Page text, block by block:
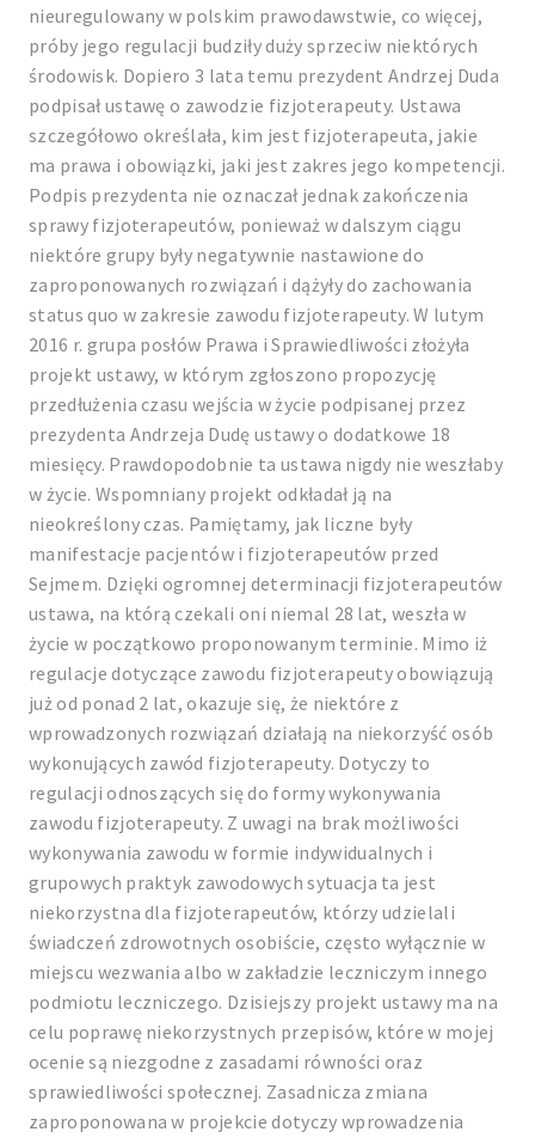
nieuregulowany w polskim prawodawstwie, co więcej,
próby jego regulacji budziły duży sprzeciw niektórych
środowisk. Dopiero 3 lata temu prezydent Andrzej Duda
podpisał ustawę o zawodzie fizjoterapeuty. Ustawa
szczegółowo określała, kim jest fizjoterapeuta, jakie
ma prawa i obowiązki, jaki jest zakres jego kompetencji.
Podpis prezydenta nie oznaczał jednak zakończenia
sprawy fizjoterapeutów, ponieważ w dalszym ciągu
niektóre grupy były negatywnie nastawione do
zaproponowanych rozwiązań i dążyły do zachowania
status quo w zakresie zawodu fizjoterapeuty. W lutym
2016 r. grupa posłów Prawa i Sprawiedliwości złożyła
projekt ustawy, w którym zgłoszono propozycję
przedłużenia czasu wejścia w życie podpisanej przez
prezydenta Andrzeja Dudę ustawy o dodatkowe 18
miesięcy. Prawdopodobnie ta ustawa nigdy nie weszłaby
w życie. Wspomniany projekt odkładał ją na
nieokreślony czas. Pamiętamy, jak liczne były
manifestacje pacjentów i fizjoterapeutów przed
Sejmem. Dzięki ogromnej determinacji fizjoterapeutów
ustawa, na którą czekali oni niemal 28 lat, weszła w
życie w początkowo proponowanym terminie. Mimo iż
regulacje dotyczące zawodu fizjoterapeuty obowiązują
już od ponad 2 lat, okazuje się, że niektóre z
wprowadzonych rozwiązań działają na niekorzyść osób
wykonujących zawód fizjoterapeuty. Dotyczy to
regulacji odnoszących się do formy wykonywania
zawodu fizjoterapeuty. Z uwagi na brak możliwości
wykonywania zawodu w formie indywidualnych i
grupowych praktyk zawodowych sytuacja ta jest
niekorzystna dla fizjoterapeutów, którzy udzielali
świadczeń zdrowotnych osobiście, często wyłącznie w
miejscu wezwania albo w zakładzie leczniczym innego
podmiotu leczniczego. Dzisiejszy projekt ustawy ma na
celu poprawę niekorzystnych przepisów, które w mojej
ocenie są niezgodne z zasadami równości oraz
sprawiedliwości społecznej. Zasadnicza zmiana
zaproponowana w projekcie dotyczy wprowadzenia